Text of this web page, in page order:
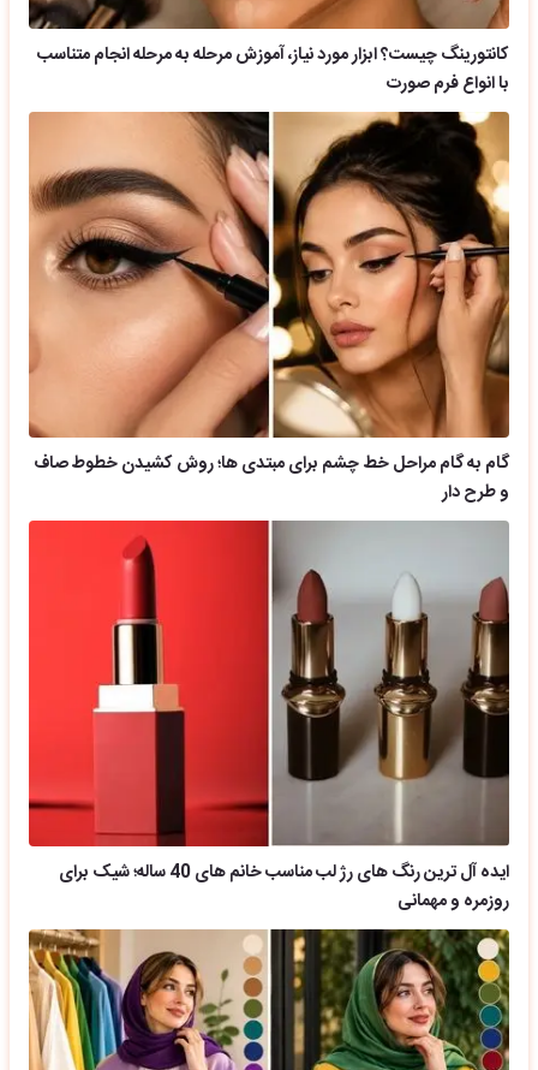
کانتورینگ چیست؟ ابزار مورد نیاز، آموزش مرحله به مرحله انجام متناسب
با انواع فرم صورت
گام به گام مراحل خط چشم برای مبتدی ها؛ روش کشیدن خطوط صاف
و طرح دار
ایده آل ترین رنگ های رژ لب مناسب خانم های 40 ساله؛ شیک برای
روزمره و مهمانی